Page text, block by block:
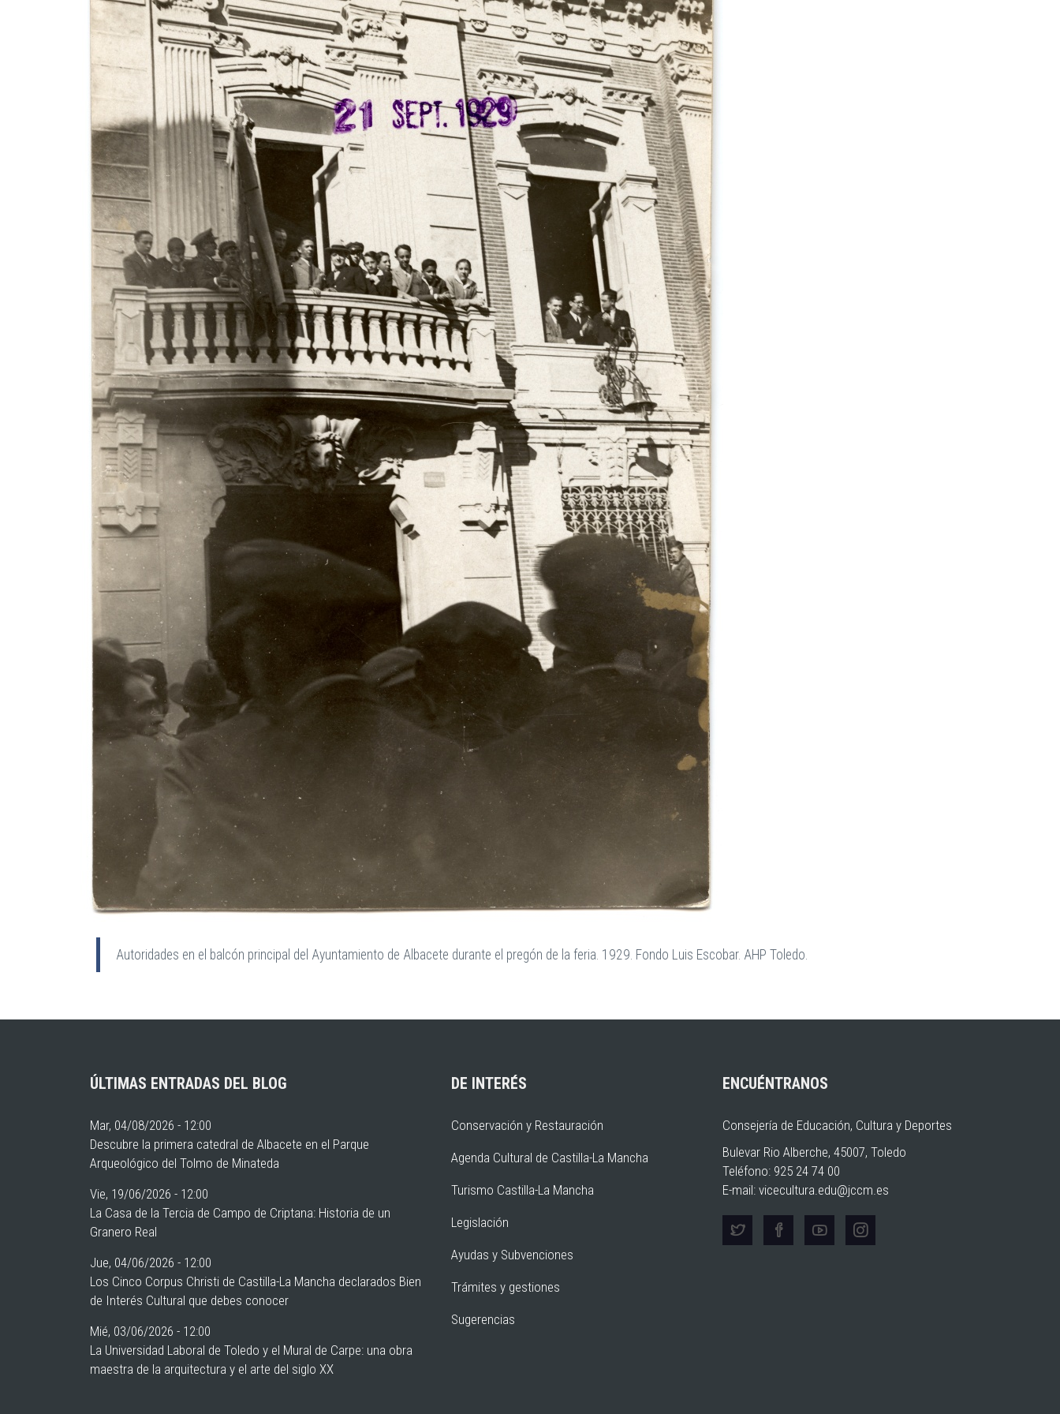
Autoridades en el balcón principal del Ayuntamiento de Albacete durante el pregón de la feria. 1929. Fondo Luis Escobar. AHP Toledo.
ÚLTIMAS ENTRADAS DEL BLOG
Mar, 04/08/2026 - 12:00
Descubre la primera catedral de Albacete en el Parque
Arqueológico del Tolmo de Minateda
Vie, 19/06/2026 - 12:00
La Casa de la Tercia de Campo de Criptana: Historia de un
Granero Real
Jue, 04/06/2026 - 12:00
Los Cinco Corpus Christi de Castilla-La Mancha declarados Bien
de Interés Cultural que debes conocer
Mié, 03/06/2026 - 12:00
La Universidad Laboral de Toledo y el Mural de Carpe: una obra
maestra de la arquitectura y el arte del siglo XX
DE INTERÉS
Conservación y Restauración
Agenda Cultural de Castilla-La Mancha
Turismo Castilla-La Mancha
Legislación
Ayudas y Subvenciones
Trámites y gestiones
Sugerencias
ENCUÉNTRANOS
Consejería de Educación, Cultura y Deportes
Bulevar Rio Alberche, 45007, Toledo
Teléfono: 925 24 74 00
E-mail: vicecultura.edu@jccm.es